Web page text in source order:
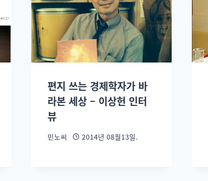
편지 쓰는 경제학자가 바
라본 세상 – 이상헌 인터
뷰
민노씨 2014년 08월13일.